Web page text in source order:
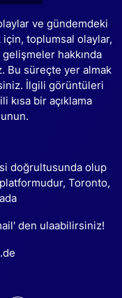
ve gündemdeki
için, toplumsal olaylar,
hakkında
Bu süreçte yer almak
İlgili görüntüleri
kısa bir açıklama
doğrultusunda olup
Toronto,
den ulaabilirsiniz!